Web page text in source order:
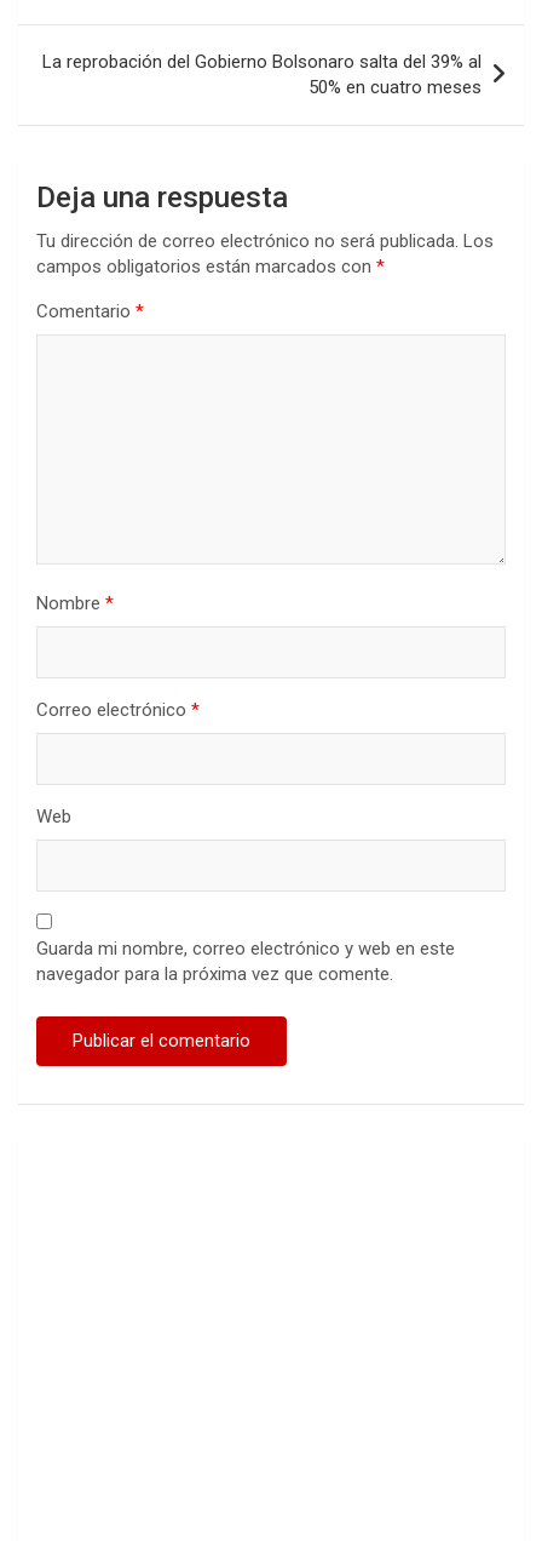
entradas
La reprobación del Gobierno Bolsonaro salta del 39% al
50% en cuatro meses
Deja una respuesta
Tu dirección de correo electrónico no será publicada. Los
campos obligatorios están marcados con *
Comentario *
Nombre *
Correo electrónico *
Web
Guarda mi nombre, correo electrónico y web en este
navegador para la próxima vez que comente.